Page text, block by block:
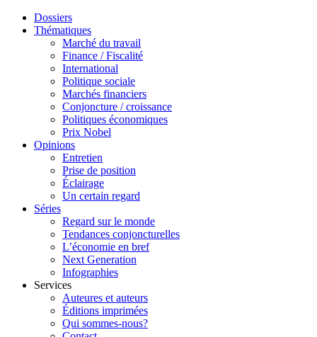
Dossiers
Thématiques
Marché du travail
Finance / Fiscalité
International
Politique sociale
Marchés financiers
Conjoncture / croissance
Politiques économiques
Prix Nobel
Opinions
Entretien
Prise de position
Éclairage
Un certain regard
Séries
Regard sur le monde
Tendances conjoncturelles
L’économie en bref
Next Generation
Infographies
Services
Auteures et auteurs
Éditions imprimées
Qui sommes-nous?